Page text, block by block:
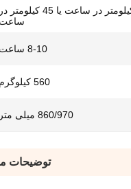
25 کیلومتر در ساعت یا 45 کیلومتر در
ساعت
8-10 ساعت
560 کیلوگرم
860/970 میلی متر
توضیحات